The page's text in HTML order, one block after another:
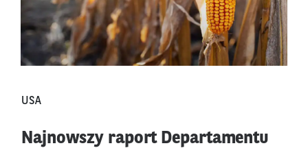
USA
Najnowszy raport Departamentu